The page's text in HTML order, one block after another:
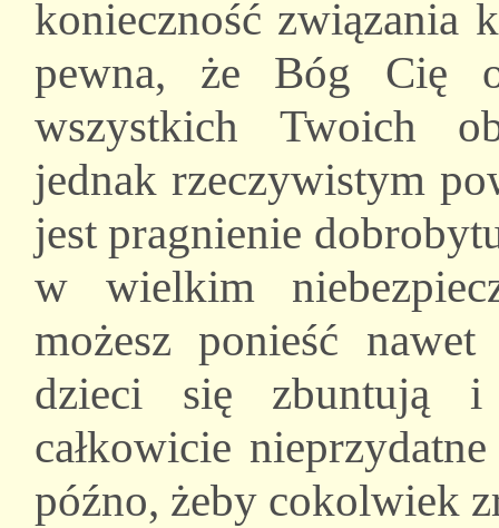
konieczność związania
pewna, że Bóg Cię
wszystkich Twoich
jednak rzeczywistym
jest pragnienie
w wielkim
możesz ponieść
dzieci się zbuntują
całkowicie
późno, żeby cokolwiek